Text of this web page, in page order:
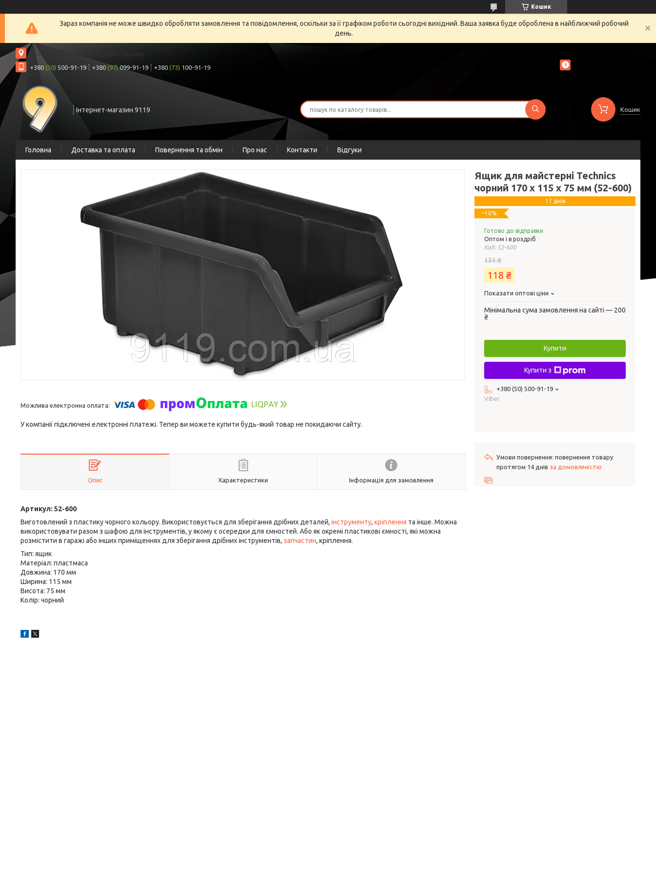
Кошик
Зараз компанія не може швидко обробляти замовлення та повідомлення, оскільки за її графіком роботи сьогодні вихідний. Ваша заявка буде оброблена в найближчий робочий
день.
вул. Шрага, 6а, офіс 2, Чернігів, Україна
+380 (50) 500-91-19 +380 (97)099-91-19 +380 (73) 100-91-19
Інтернет-магазин 9119 Кошик
Головна Доставка та оплата Повернення та обмін Про нас Контакти Відгуки
У компанії підключені електронні платежі. Тепер ви можете купити будь-який товар не покидаючи сайту.
Опис Характеристики Інформація для замовлення
Артикул: 52-600
Виготовлений з пластику чорного кольору. Використовується для зберігання дрібних деталей, інструменту, кріплення та інше. Можна
використовувати разом з шафою для інструментів, у якому є осередки для ємностей. Або як окремі пластикові ємності, які можна
розмістити в гаражі або інших приміщеннях для зберігання дрібних інструментів, запчастин, кріплення.
Тип: ящик
Матеріал: пластмаса
Довжина: 170 мм
Ширина: 115 мм
Висота: 75 мм
Колір: чорний
Ящик для майстерні Technics
чорний 170 х 115 х 75 мм (52-600)
17 днів
–10%
Готово до відправки
Оптом і в роздріб
Код: 52-600
131 ₴
118 ₴
Показати оптові ціни
Мінімальна сума замовлення на сайті — 200
₴
Купити
Купити з
+380 (50) 500-91-19
Viber
повернення товару
протягом 14 днів за домовленістю